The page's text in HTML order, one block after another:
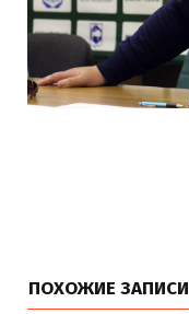
ПОХОЖИЕ ЗАПИСИ